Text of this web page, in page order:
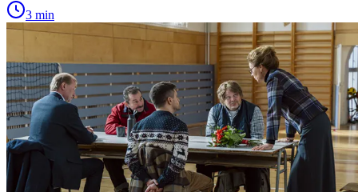
3 min